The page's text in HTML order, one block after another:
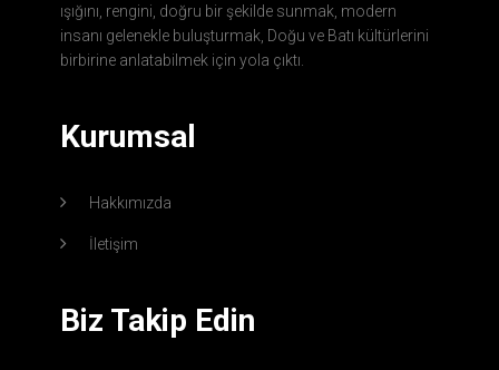
ışığını, rengini, doğru bir şekilde sunmak, modern
insanı gelenekle buluşturmak, Doğu ve Batı kültürlerini
birbirine anlatabilmek için yola çıktı.
Kurumsal
Hakkımızda
İletişim
Biz Takip Edin